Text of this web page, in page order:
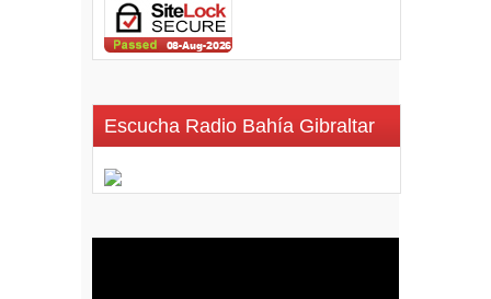
Escucha Radio Bahía Gibraltar